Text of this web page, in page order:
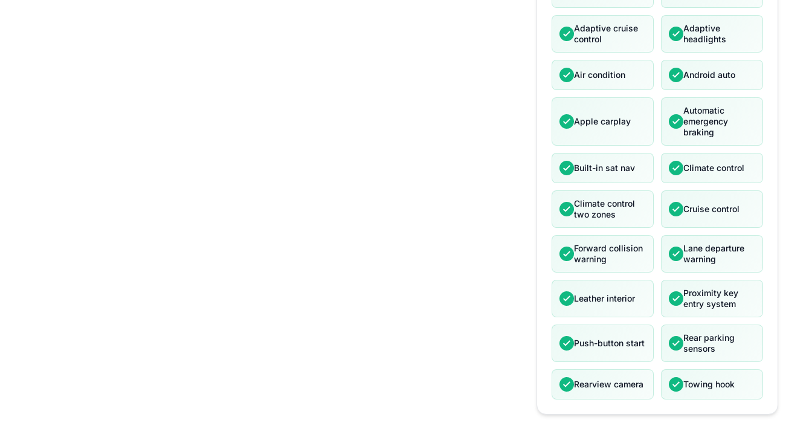
Adaptive cruise
control
Adaptive
headlights
Air condition Android auto
Apple carplay
Automatic
emergency
braking
Built-in sat nav Climate control
Climate control
two zones
Cruise control
Forward collision
warning
Lane departure
warning
Leather interior
Proximity key
entry system
Push-button start
Rear parking
sensors
Rearview camera Towing hook